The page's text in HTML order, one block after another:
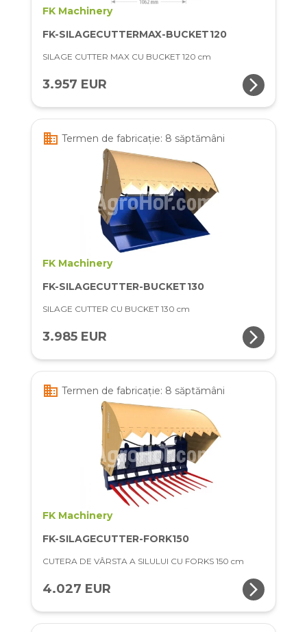
FK Machinery
FK-SILAGECUTTERMAX-BUCKET120
SILAGE CUTTER MAX CU BUCKET 120 cm
3.957 EUR arrow_forward_ios
business Termen de fabricație: 8 săptămâni
FK Machinery
FK-SILAGECUTTER-BUCKET130
SILAGE CUTTER CU BUCKET 130 cm
3.985 EUR arrow_forward_ios
business Termen de fabricație: 8 săptămâni
FK Machinery
FK-SILAGECUTTER-FORK150
CUTERA DE VÂRSTA A SILULUI CU FORKS 150 cm
4.027 EUR arrow_forward_ios